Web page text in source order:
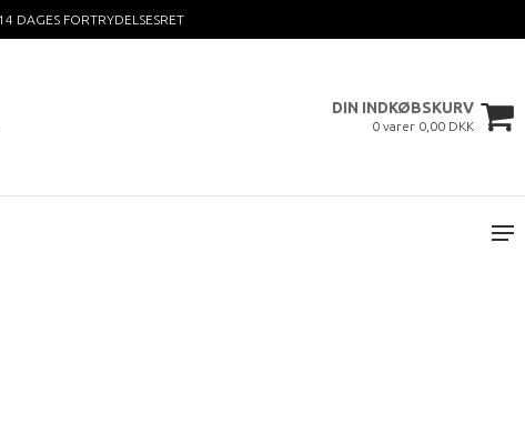
14 DAGES FORTRYDELSESRET
DIN INDKØBSKURV
0 varer 0,00 DKK